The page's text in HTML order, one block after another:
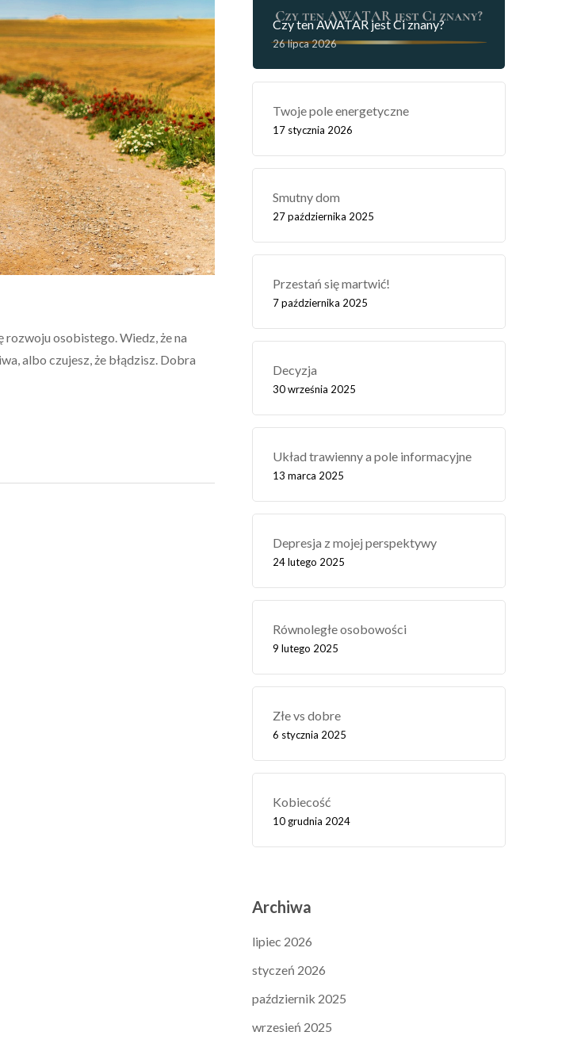
rozwoju osobistego. Wiedz, że na
albo czujesz, że błądzisz. Dobra
Czy ten AWATAR jest Ci znany?
26 lipca 2026
Twoje pole energetyczne
17 stycznia 2026
Smutny dom
27 października 2025
Przestań się martwić!
7 października 2025
Decyzja
30 września 2025
Układ trawienny a pole informacyjne
13 marca 2025
Depresja z mojej perspektywy
24 lutego 2025
Równoległe osobowości
9 lutego 2025
Złe vs dobre
6 stycznia 2025
Kobiecość
10 grudnia 2024
Archiwa
lipiec 2026
styczeń 2026
październik 2025
wrzesień 2025